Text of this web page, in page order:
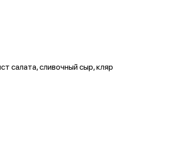
салата, сливочный сыр, кляр